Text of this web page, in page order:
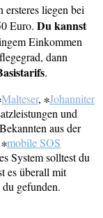
ersteres liegen bei
Euro. Du kannst
Einkommen
dann
.
Malteser, ∗Johanniter
und
aus der
mobile SOS
System solltest du
es überall mit
gefunden.